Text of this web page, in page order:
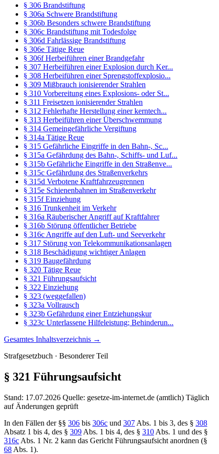
§ 306 Brandstiftung
§ 306a Schwere Brandstiftung
§ 306b Besonders schwere Brandstiftung
§ 306c Brandstiftung mit Todesfolge
§ 306d Fahrlässige Brandstiftung
§ 306e Tätige Reue
§ 306f Herbeiführen einer Brandgefahr
§ 307 Herbeiführen einer Explosion durch Ker...
§ 308 Herbeiführen einer Sprengstoffexplosio...
§ 309 Mißbrauch ionisierender Strahlen
§ 310 Vorbereitung eines Explosions- oder St...
§ 311 Freisetzen ionisierender Strahlen
§ 312 Fehlerhafte Herstellung einer kerntech...
§ 313 Herbeiführen einer Überschwemmung
§ 314 Gemeingefährliche Vergiftung
§ 314a Tätige Reue
§ 315 Gefährliche Eingriffe in den Bahn-, Sc...
§ 315a Gefährdung des Bahn-, Schiffs- und Luf...
§ 315b Gefährliche Eingriffe in den Straßenve...
§ 315c Gefährdung des Straßenverkehrs
§ 315d Verbotene Kraftfahrzeugrennen
§ 315e Schienenbahnen im Straßenverkehr
§ 315f Einziehung
§ 316 Trunkenheit im Verkehr
§ 316a Räuberischer Angriff auf Kraftfahrer
§ 316b Störung öffentlicher Betriebe
§ 316c Angriffe auf den Luft- und Seeverkehr
§ 317 Störung von Telekommunikationsanlagen
§ 318 Beschädigung wichtiger Anlagen
§ 319 Baugefährdung
§ 320 Tätige Reue
§ 321 Führungsaufsicht
§ 322 Einziehung
§ 323 (weggefallen)
§ 323a Vollrausch
§ 323b Gefährdung einer Entziehungskur
§ 323c Unterlassene Hilfeleistung; Behinderun...
Gesamtes Inhaltsverzeichnis →
Strafgesetzbuch · Besonderer Teil
§ 321 Führungsaufsicht
Stand: 17.07.2026 Quelle: gesetze-im-internet.de (amtlich) Täglich
auf Änderungen geprüft
In den Fällen der §§ 306 bis 306c und 307 Abs. 1 bis 3, des § 308
Absatz 1 bis 4, des § 309 Abs. 1 bis 4, des § 310 Abs. 1 und des §
316c Abs. 1 Nr. 2 kann das Gericht Führungsaufsicht anordnen (§
68 Abs. 1).